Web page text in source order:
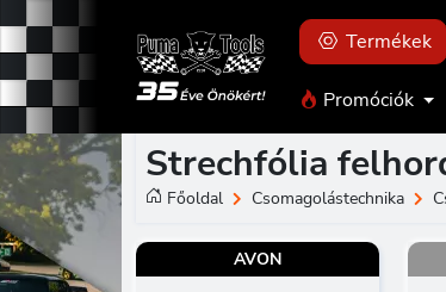
Termékek
Promóciók
Strechfólia
Főoldal Csomagolástechnika
AVON